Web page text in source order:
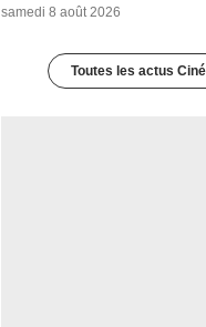
samedi 8 août 2026
Toutes les actus